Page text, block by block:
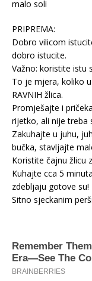
malo soli
PRIPREMA:
Dobro vilicom
dobro istucite.
Važno: koristite istu
To je mjera, koliko
RAVNIH žlica.
Promješajte i
rijetko, ali nije treba
Zakuhajte u juhu,
bučka, stavljajte
Koristite čajnu žlicu
Kuhajte cca 5
zdebljaju gotove su!
Sitno sjeckanim